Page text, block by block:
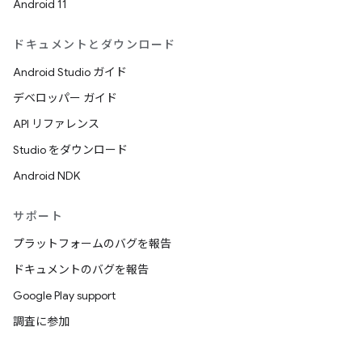
Android 11
ドキュメントとダウンロード
Android Studio ガイド
デベロッパー ガイド
API リファレンス
Studio をダウンロード
Android NDK
サポート
プラットフォームのバグを報告
ドキュメントのバグを報告
Google Play support
調査に参加